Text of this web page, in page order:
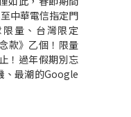
中華電信指定門
量、台灣限定
款》乙個！限量
！過年假期別忘
、最潮的Google